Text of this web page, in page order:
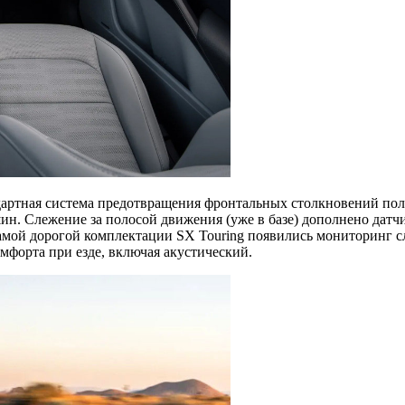
система предотвращения фронтальных столкновений
Слежение за полосой движения (уже в базе) дополнено
дорогой комплектации SX Touring появились мониторинг
при езде, включая акустический.